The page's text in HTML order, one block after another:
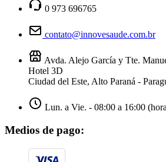
0 973 696765
contato@innovesaude.com.br
Avda. Alejo García y Tte.
Hotel 3D
Ciudad del Este, Alto Paraná -
Lun. a Vie. - 08:00 a 16:00
Medios de pago: